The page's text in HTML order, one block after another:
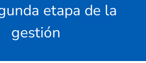
etapa de la
gestión